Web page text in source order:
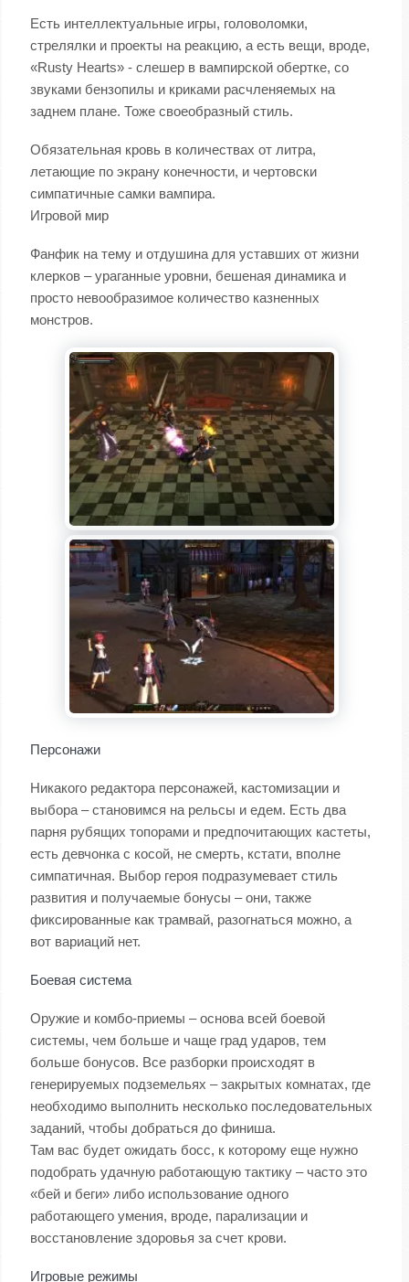
Есть интеллектуальные игры, головоломки,
стрелялки и проекты на реакцию, а есть вещи, вроде,
«Rusty Hearts» - слешер в вампирской обертке, со
звуками бензопилы и криками расчленяемых на
заднем плане. Тоже своеобразный стиль.
Обязательная кровь в количествах от литра,
летающие по экрану конечности, и чертовски
симпатичные самки вампира.
Игровой мир
Фанфик на тему и отдушина для уставших от жизни
клерков – ураганные уровни, бешеная динамика и
просто невообразимое количество казненных
монстров.
Персонажи
Никакого редактора персонажей, кастомизации и
выбора – становимся на рельсы и едем. Есть два
парня рубящих топорами и предпочитающих кастеты,
есть девчонка с косой, не смерть, кстати, вполне
симпатичная. Выбор героя подразумевает стиль
развития и получаемые бонусы – они, также
фиксированные как трамвай, разогнаться можно, а
вот вариаций нет.
Боевая система
Оружие и комбо-приемы – основа всей боевой
системы, чем больше и чаще град ударов, тем
больше бонусов. Все разборки происходят в
генерируемых подземельях – закрытых комнатах, где
необходимо выполнить несколько последовательных
заданий, чтобы добраться до финиша.
Там вас будет ожидать босс, к которому еще нужно
подобрать удачную работающую тактику – часто это
«бей и беги» либо использование одного
работающего умения, вроде, парализации и
восстановление здоровья за счет крови.
Игровые режимы